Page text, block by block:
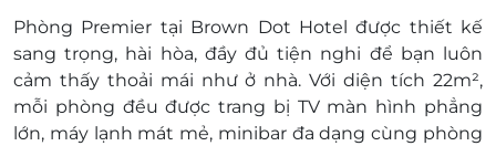
Phòng Premier tại Brown Dot Hotel được thiết kế
sang trọng, hài hòa, đầy đủ tiện nghi để bạn luôn
cảm thấy thoải mái như ở nhà. Với diện tích 22m²,
mỗi phòng đều được trang bị TV màn hình phẳng
lớn, máy lạnh mát mẻ, minibarđa dạng cùng phòng